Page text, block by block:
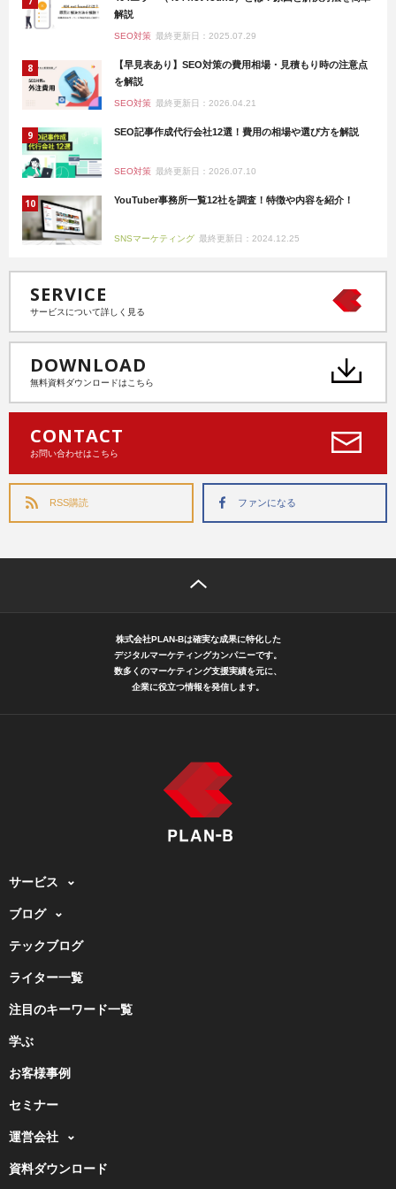
解説
SEO対策 最終更新日：2025.07.29
【早見表あり】SEO対策の費用相場・見積もり時の注意点
を解説
SEO対策 最終更新日：2026.04.21
SEO記事作成代行会社12選！費用の相場や選び方を解説
SEO対策 最終更新日：2026.07.10
YouTuber事務所一覧12社を調査！特徴や内容を紹介！
SNSマーケティング 最終更新日：2024.12.25
SERVICE
サービスについて詳しく見る
DOWNLOAD
無料資料ダウンロードはこちら
CONTACT
お問い合わせはこちら
RSS購読 ファンになる
株式会社PLAN-Bは確実な成果に特化した
デジタルマーケティングカンパニーです。
数多くのマーケティング支援実績を元に、
企業に役立つ情報を発信します。
サービス
ブログ
テックブログ
ライター一覧
注目のキーワード一覧
学ぶ
お客様事例
セミナー
運営会社
資料ダウンロード